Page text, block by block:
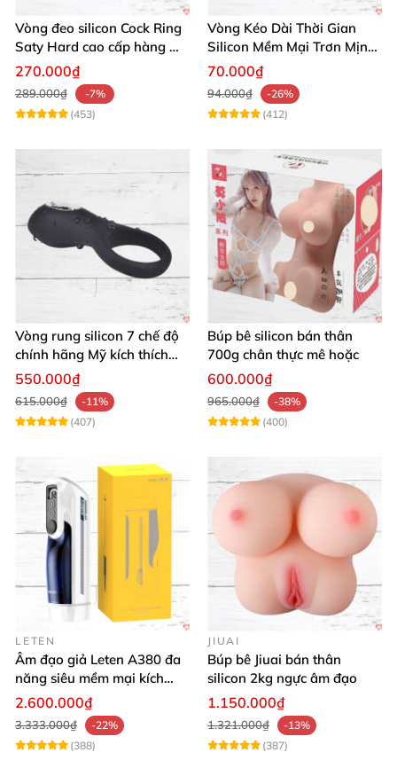
Vòng đeo silicon Cock Ring
Saty Hard cao cấp hàng Mỹ
chất lượng
270.000₫
289.000₫
-7%
(453)
Vòng Kéo Dài Thời Gian
Silicon Mềm Mại Trơn Mịn
Tăng Khoái Cảm
70.000₫
94.000₫
-26%
(412)
Vòng rung silicon 7 chế độ
chính hãng Mỹ kích thích
cực đỉnh
550.000₫
615.000₫
-11%
(407)
Búp bê silicon bán thân
700g chân thực mê hoặc
600.000₫
965.000₫
-38%
(400)
LETEN
Âm đạo giả Leten A380 đa
năng siêu mềm mại kích
thích phái mạnh
2.600.000₫
3.333.000₫
-22%
(388)
JIUAI
Búp bê Jiuai bán thân
silicon 2kg ngực âm đạo
1.150.000₫
1.321.000₫
-13%
(387)